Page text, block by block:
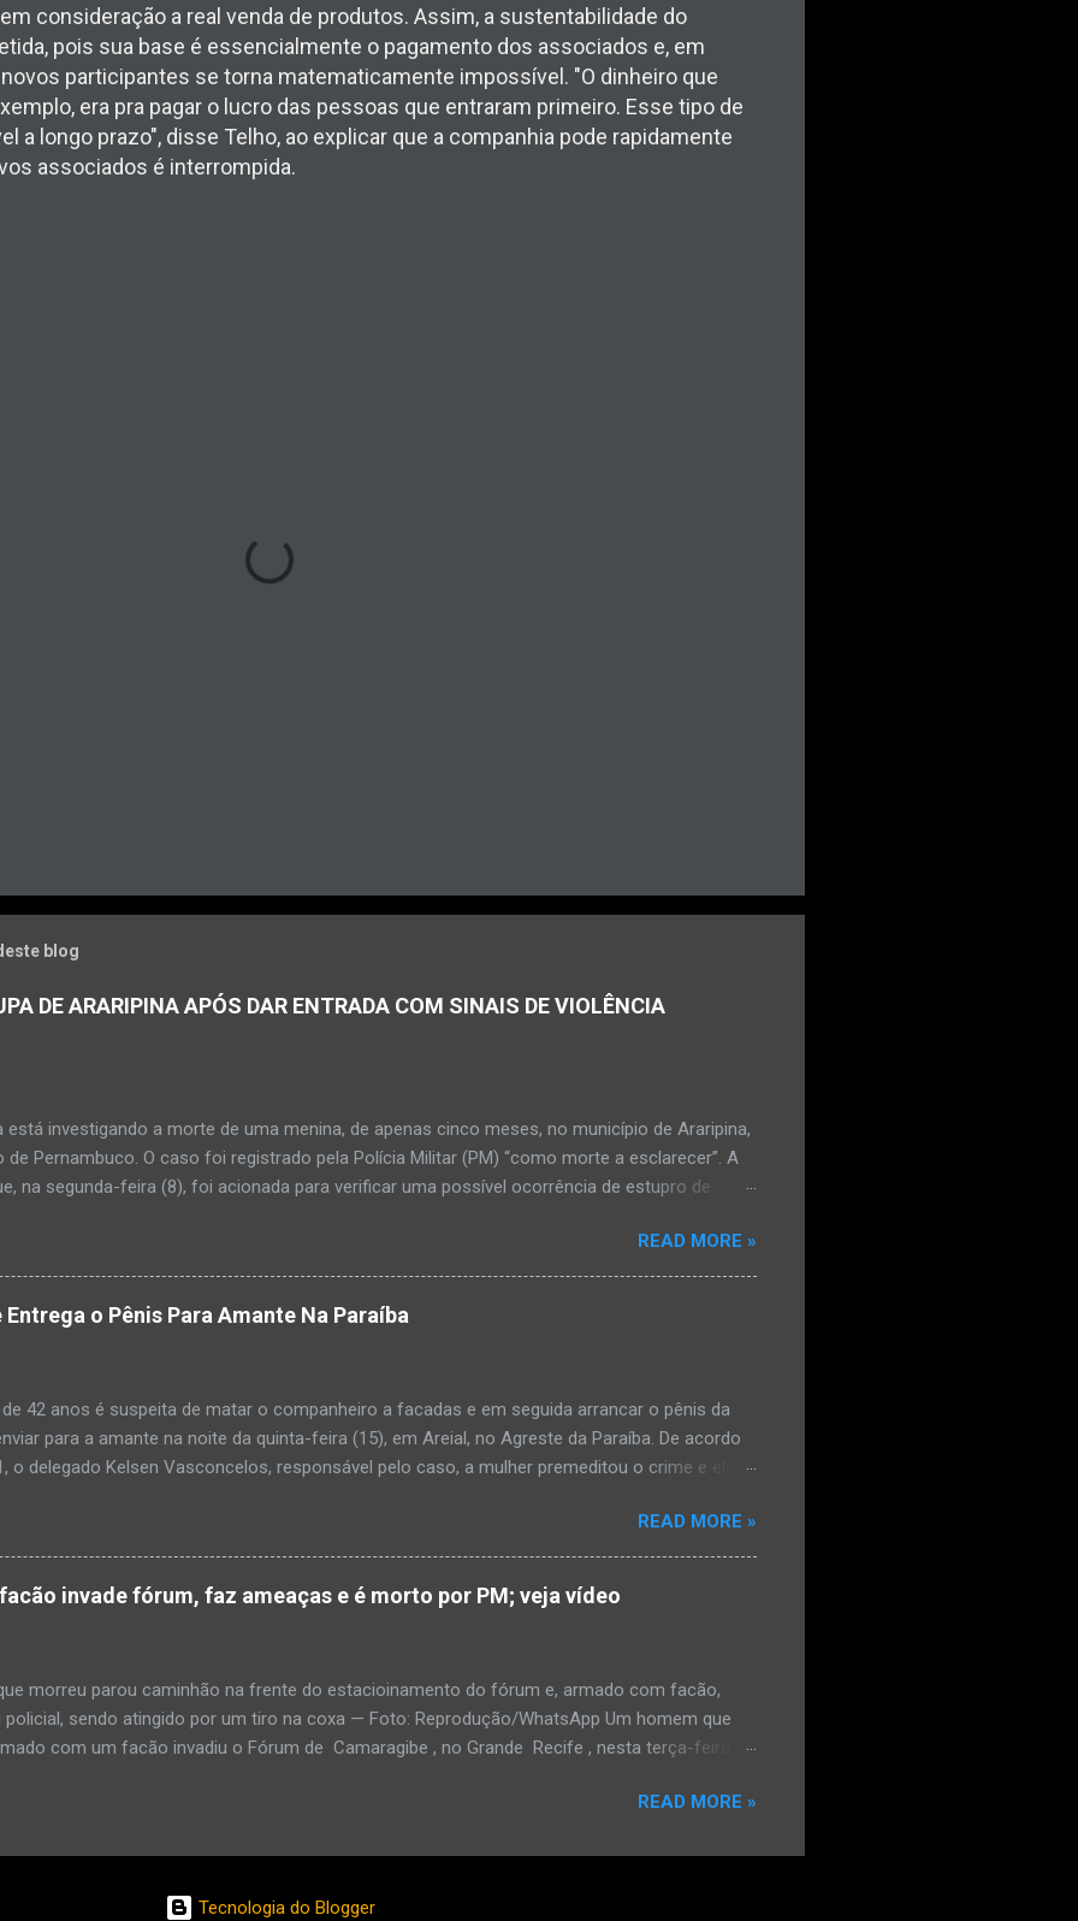
consideração a real venda de produtos. Assim, a sustentabilidade do
pois sua base é essencialmente o pagamento dos associados e, em
participantes se torna matematicamente impossível. "O dinheiro que
era pra pagar o lucro das pessoas que entraram primeiro. Esse tipo de
a longo prazo", disse Telho, ao explicar que a companhia pode rapidamente
associados é interrompida.
blog
DE ARARIPINA APÓS DAR ENTRADA COM SINAIS DE VIOLÊNCIA
está investigando a morte de uma menina, de apenas cinco meses, no município de Araripina,
de Pernambuco. O caso foi registrado pela Polícia Militar (PM) “como morte a esclarecer”. A
na segunda-feira (8), foi acionada para verificar uma possível ocorrência de estupro de
da PM mostra que, segundo informações passadas pela equipe médica, a vítima estava
de desidratação e desnutrição, além de apresentar ruptura anal e vaginal. Os pais
que a criança estava apresentando, desde sábado (6), alguns sinais de mal-estar. Segundo
pais só levaram a menina para UPA após uma piora no estado de saúde, na segunda-feira pela
O...
READ MORE »
o Pênis Para Amante Na Paraíba
42 anos é suspeita de matar o companheiro a facadas e em seguida arrancar o pênis da
para a amante na noite da quinta-feira (15), em Areial, no Agreste da Paraíba. De acordo
o delegado Kelsen Vasconcelos, responsável pelo caso, a mulher premeditou o crime e ela
manhã desta sexta-feira (16), que antes de cometer o crime, a suspeita também escreveu uma
para o filho mais velho, de 18 anos. “Na carta ela pede para que o filho mais velho, fruto
relacionamento, deixe os dois irmãos mais novos com parentes da família. Ela já havia
todo o crime”. Após matar o companheiro a facadas e cortar o pênis dele, a mulher ainda
READ MORE »
invade fórum, faz ameaças e é morto por PM; veja vídeo
morreu parou caminhão na frente do estacioinamento do fórum e, armado com facão,
policial, sendo atingido por um tiro na coxa — Foto: Reprodução/WhatsApp Um homem que
com um facão invadiu o Fórum de Camaragibe , no Grande Recife , nesta terça-feira
que já tinha sido preso por porte ilegal de armas, fez ameaças e tentou atingir o
em que o homem discute com o PM, no fórum. O caminhão está parado na frente do
Por meio de nota, a polícia informou que o Um homem que estava armado com um
READ MORE »
Tecnologia do Blogger